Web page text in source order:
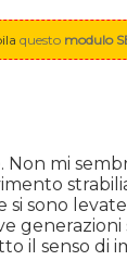
questo modulo
mi
sono
generazioni
il senso di